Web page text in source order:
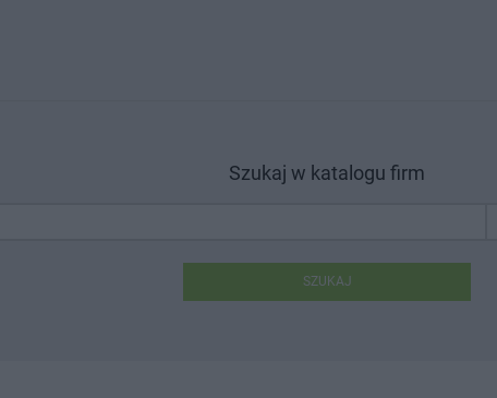
Szukaj w katalogu firm
SZUKAJ